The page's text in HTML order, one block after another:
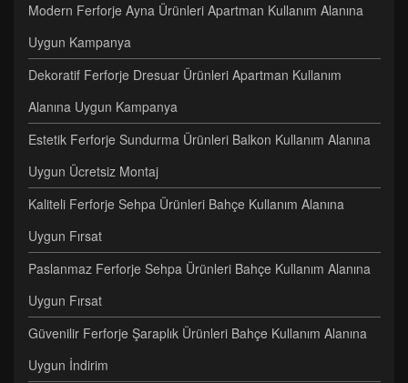
Modern Ferforje Ayna Ürünleri Apartman Kullanım Alanına
Uygun Kampanya
Dekoratif Ferforje Dresuar Ürünleri Apartman Kullanım
Alanına Uygun Kampanya
Estetik Ferforje Sundurma Ürünleri Balkon Kullanım Alanına
Uygun Ücretsiz Montaj
Kaliteli Ferforje Sehpa Ürünleri Bahçe Kullanım Alanına
Uygun Fırsat
Paslanmaz Ferforje Sehpa Ürünleri Bahçe Kullanım Alanına
Uygun Fırsat
Güvenilir Ferforje Şaraplık Ürünleri Bahçe Kullanım Alanına
Uygun İndirim